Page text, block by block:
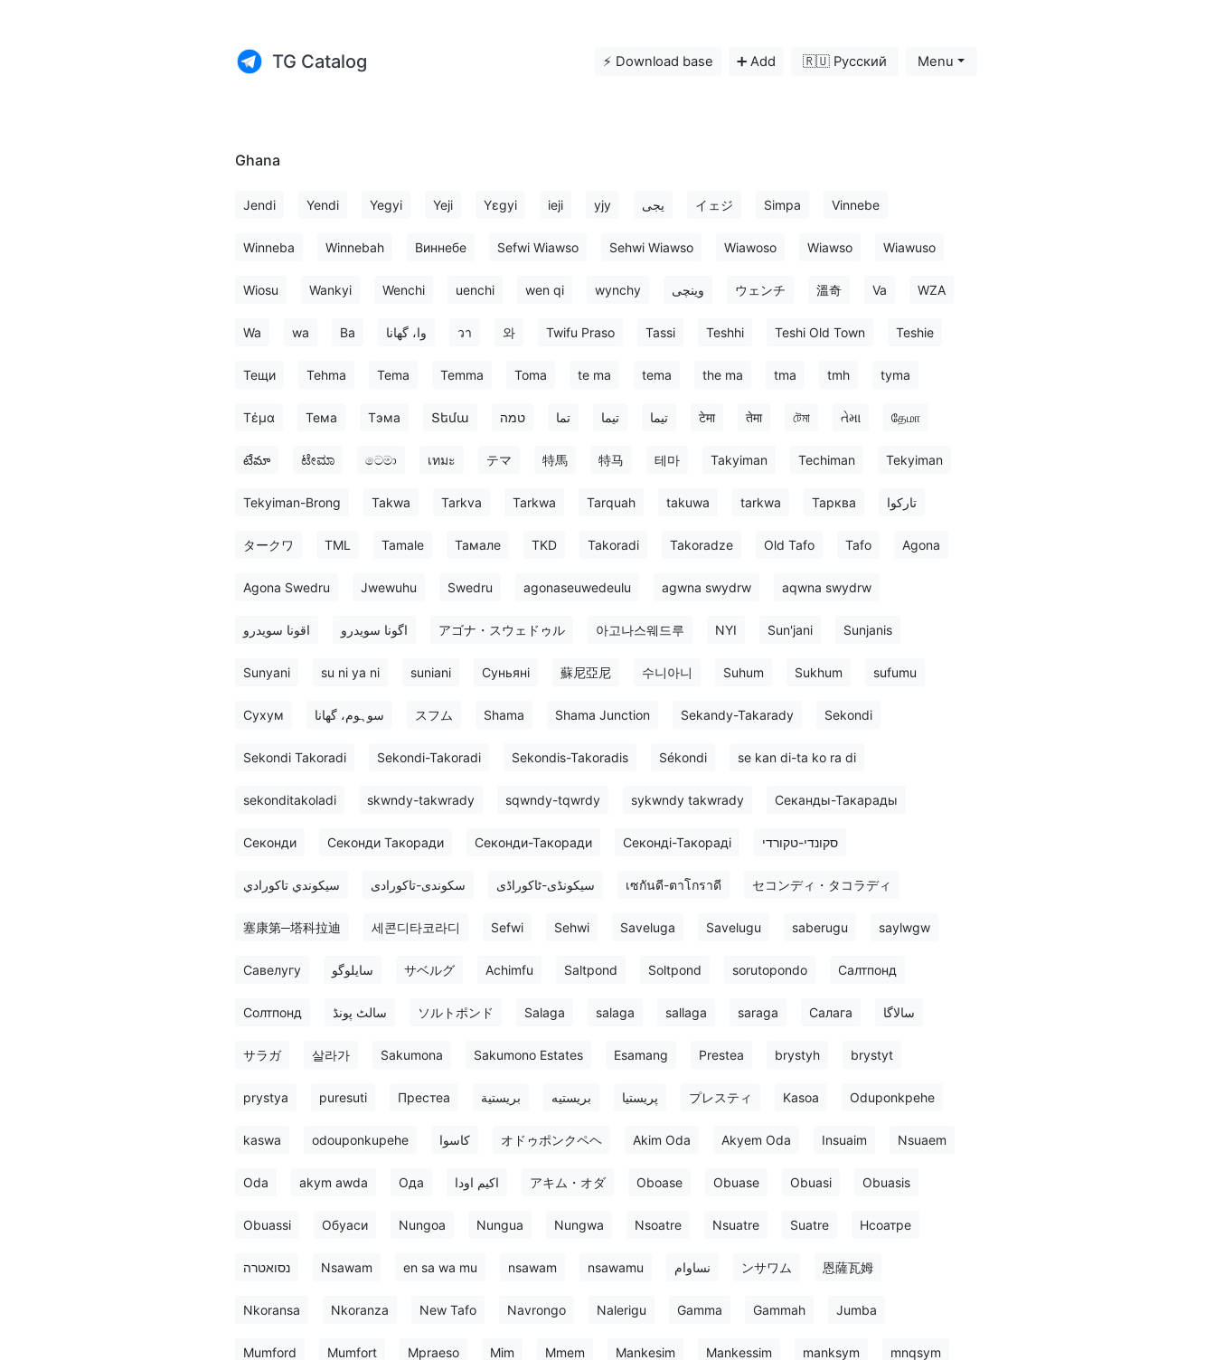
TG Catalog ⚡️ Download base ➕ Add 🇷🇺 Русский Menu
Ghana
Jendi Yendi Yegyi Yeji Yɛgyi ieji yjy یجی イェジ Simpa Vinnebe
Winneba Winnebah Виннебе Sefwi Wiawso Sehwi Wiawso Wiawoso Wiawso Wiawuso
Wiosu Wankyi Wenchi uenchi wen qi wynchy وینچی ウェンチ 溫奇 Va WZA
Wa wa Ва وا، گھانا วา 와 Twifu Praso Tassi Teshhi Teshi Old Town Teshie
Тещи Tehma Tema Temma Toma te ma tema the ma tma tmh tyma
Τέμα Тема Тэма Տեմա טמה تما تيما تیما टेमा तेमा টেমা તેમા தேமா
టేమా ಟೇಮಾ ටෙමා เทมะ テマ 特馬 特马 테마 Takyiman Techiman Tekyiman
Tekyiman-Brong Takwa Tarkva Tarkwa Tarquah takuwa tarkwa Тарква تارکوا
タークワ TML Tamale Тамале TKD Takoradi Takoradze Old Tafo Tafo Agona
Agona Swedru Jwewuhu Swedru agonaseuwedeulu agwna swydrw aqwna swydrw
اقونا سویدرو اگونا سویدرو アゴナ・スウェドゥル 아고나스웨드루 NYI Sun'jani Sunjanis
Sunyani su ni ya ni suniani Суньяні 蘇尼亞尼 수니아니 Suhum Sukhum sufumu
Сухум سوہوم، گھانا スフム Shama Shama Junction Sekandy-Takarady Sekondi
Sekondi Takoradi Sekondi-Takoradi Sekondis-Takoradis Sékondi se kan di-ta ko ra di
sekonditakoladi skwndy-takwrady sqwndy-tqwrdy sykwndy takwrady Секанды-Такарады
Секонди Секонди Такоради Секонди-Такоради Секонді-Такораді סקונדי-טקורדי
سيكوندي تاكورادي سکوندی-تاکورادی سیکونڈی-ٹاکوراڈی เซกันดี-ตาโกราดี セコンディ・タコラディ
塞康第─塔科拉迪 세콘디타코라디 Sefwi Sehwi Saveluga Savelugu saberugu saylwgw
Савелугу سایلوگو サベルグ Achimfu Saltpond Soltpond sorutopondo Салтпонд
Солтпонд سالٹ پونڈ ソルトポンド Salaga salaga sallaga saraga Салага سالاگا
サラガ 살라가 Sakumona Sakumono Estates Esamang Prestea brystyh brystyt
prystya puresuti Престеа بريستية بريستيه پریستیا プレスティ Kasoa Oduponkpehe
kaswa odouponkupehe کاسوا オドゥポンクペヘ Akim Oda Akyem Oda Insuaim Nsuaem
Oda akym awda Ода اکیم اودا アキム・オダ Oboase Obuase Obuasi Obuasis
Obuassi Обуаси Nungoa Nungua Nungwa Nsoatre Nsuatre Suatre Нсоатре
נסואטרה Nsawam en sa wa mu nsawam nsawamu نساوام ンサワム 恩薩瓦姆
Nkoransa Nkoranza New Tafo Navrongo Nalerigu Gamma Gammah Jumba
Mumford Mumfort Mpraeso Mim Mmem Mankesim Mankessim manksym mnqsym